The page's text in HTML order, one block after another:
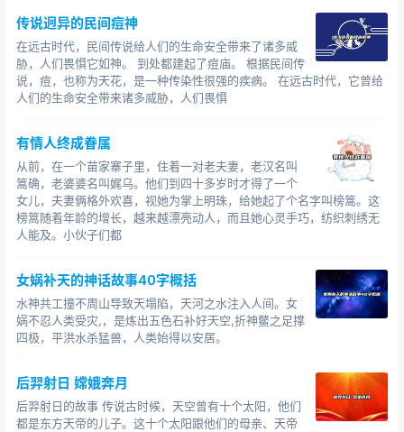
传说迥异的民间痘神
在远古时代，民间传说给人们的生命安全带来了诸多威
胁，人们畏惧它如神。 到处都建起了痘庙。 根据民间传
说，痘，也称为天花，是一种传染性很强的疾病。 在远古时代，它曾给
人们的生命安全带来诸多威胁，人们畏惧
有情人终成眷属
从前，在一个苗家寨子里，住着一对老夫妻，老汉名叫
篙确，老婆婆名叫娓乌。他们到四十多岁时才得了一个
女儿，夫妻俩格外欢喜，视她为掌上明珠，给她起了个名字叫榜篙。这
榜篙随着年龄的增长，越来越漂亮动人，而且她心灵手巧，纺织刺绣无
人能及。小伙子们都
女娲补天的神话故事40字概括
水神共工撞不周山导致天塌陷，天河之水注入人间。女
娲不忍人类受灾,，是炼出五色石补好天空,折神鳖之足撑
四极，平洪水杀猛兽，人类始得以安居。
后羿射日 嫦娥奔月
后羿射日的故事 传说古时候，天空曾有十个太阳，他们
都是东方天帝的儿子。这十个太阳跟他们的母亲、天帝